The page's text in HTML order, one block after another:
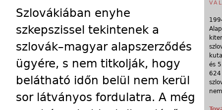
és
624
Szlovákiában enyhe
szkepszissel tekintenek a
szlovák–magyar alapszerződés
ügyére, s nem titkolják, hogy
belátható időn belül nem kerül
sor látványos fordulatra. A még